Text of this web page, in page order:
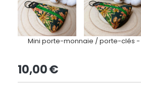
Mini porte-monnaie / porte-clés
10,00€